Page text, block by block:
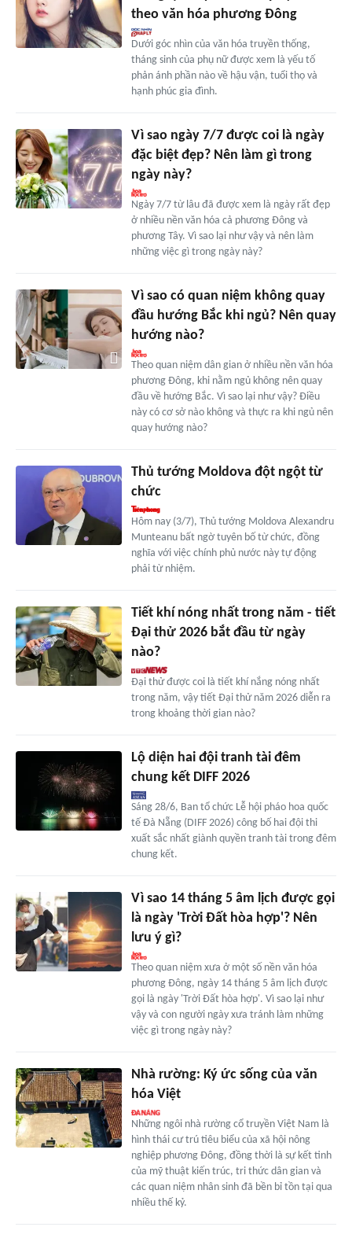
theo văn hóa phương Đông
Dưới góc nhìn của văn hóa truyền thống,
tháng sinh của phụ nữ được xem là yếu tố
phản ánh phần nào về hậu vận, tuổi thọ và
hạnh phúc gia đình.
Vì sao ngày 7/7 được coi là ngày
đặc biệt đẹp? Nên làm gì trong
ngày này?
Ngày 7/7 từ lâu đã được xem là ngày rất đẹp
ở nhiều nền văn hóa cả phương Đông và
phương Tây. Vì sao lại như vậy và nên làm
những việc gì trong ngày này?
Vì sao có quan niệm không quay
đầu hướng Bắc khi ngủ? Nên quay
hướng nào?
Theo quan niệm dân gian ở nhiều nền văn hóa
phương Đông, khi nằm ngủ không nên quay
đầu về hướng Bắc. Vì sao lại như vậy? Điều
này có cơ sở nào không và thực ra khi ngủ nên
quay hướng nào?
Thủ tướng Moldova đột ngột từ
chức
Hôm nay (3/7), Thủ tướng Moldova Alexandru
Munteanu bất ngờ tuyên bố từ chức, đồng
nghĩa với việc chính phủ nước này tự động
phải từ nhiệm.
Tiết khí nóng nhất trong năm - tiết
Đại thử 2026 bắt đầu từ ngày
nào?
Đại thử được coi là tiết khí nắng nóng nhất
trong năm, vậy tiết Đại thử năm 2026 diễn ra
trong khoảng thời gian nào?
Lộ diện hai đội tranh tài đêm
chung kết DIFF 2026
Sáng 28/6, Ban tổ chức Lễ hội pháo hoa quốc
tế Đà Nẵng (DIFF 2026) công bố hai đội thi
xuất sắc nhất giành quyền tranh tài trong đêm
chung kết.
Vì sao 14 tháng 5 âm lịch được gọi
là ngày 'Trời Đất hòa hợp'? Nên
lưu ý gì?
Theo quan niệm xưa ở một số nền văn hóa
phương Đông, ngày 14 tháng 5 âm lịch được
gọi là ngày 'Trời Đất hòa hợp'. Vì sao lại như
vậy và con người ngày xưa tránh làm những
việc gì trong ngày này?
Nhà rường: Ký ức sống của văn
hóa Việt
Những ngôi nhà rường cổ truyền Việt Nam là
hình thái cư trú tiêu biểu của xã hội nông
nghiệp phương Đông, đồng thời là sự kết tinh
của mỹ thuật kiến trúc, tri thức dân gian và
các quan niệm nhân sinh đã bền bỉ tồn tại qua
nhiều thế kỷ.